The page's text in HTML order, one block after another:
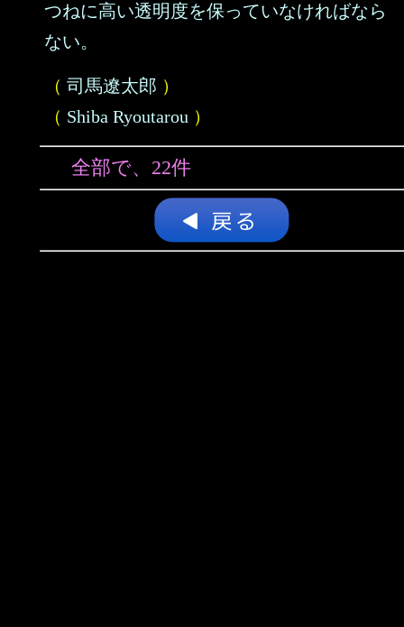
つねに高い透明度を保っていなければなら
ない。
（ 司馬遼太郎 ）
（ Shiba Ryoutarou ）
全部で、22件